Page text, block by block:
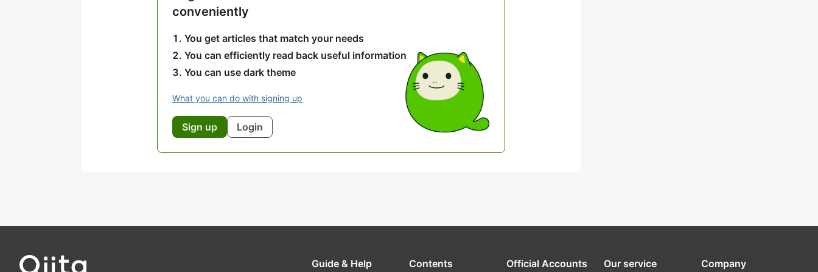
conveniently
You get articles that match your needs
You can efficiently read back useful information
You can use dark theme
What you can do with signing up
Sign up Login
Guide & Help Contents Official Accounts Our service Company